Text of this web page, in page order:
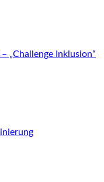
„Challenge Inklusion“